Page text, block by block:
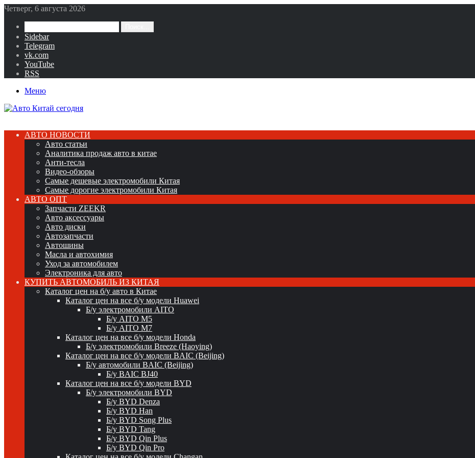
Четверг, 6 августа 2026
Sidebar
Telegram
vk.com
YouTube
RSS
Меню
АВТО НОВОСТИ
Авто статьи
Аналитика продаж авто в китае
Анти-тесла
Видео-обзоры
Самые дешевые электромобили Китая
Самые дорогие электромобили Китая
АВТО ОПТ
Запчасти ZEEKR
Авто аксессуары
Авто диски
Автозапчасти
Автошины
Масла и автохимия
Уход за автомобилем
Электроника для авто
КУПИТЬ АВТОМОБИЛЬ ИЗ КИТАЯ
Каталог цен на б/у авто в Китае
Каталог цен на все б/у модели Huawei
Б/у электромобили AITO
Б/у AITO M5
Б/у AITO M7
Каталог цен на все б/у модели Honda
Б/у электромобили Breeze (Haoying)
Каталог цен на все б/у модели BAIC (Beijing)
Б/у автомобили BAIC (Beijing)
Б/у BAIC BJ40
Каталог цен на все б/у модели BYD
Б/у электромобили BYD
Б/у BYD Denza
Б/у BYD Han
Б/у BYD Song Plus
Б/у BYD Tang
Б/у BYD Qin Plus
Б/у BYD Qin Pro